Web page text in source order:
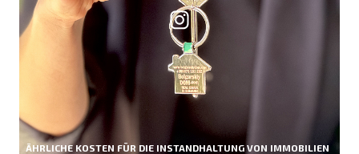
ÄHRLICHE KOSTEN FÜR DIE INSTANDHALTUNG VON IMMOBILIEN